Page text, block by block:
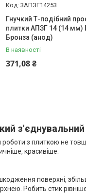
3АПЗГ14253
Гнучкий Т-подібний
плитки АПЗГ 14 (14 мм)
Бронза (анод)
В наявності
371,08 ₴
з плиткою не
красивіше.
поверхні,
Робить стик